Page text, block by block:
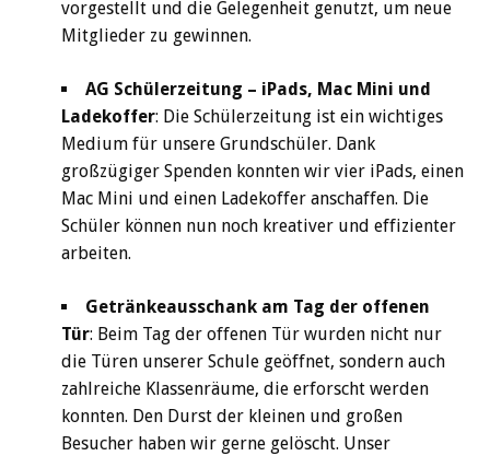
vorgestellt und die Gelegenheit genutzt, um neue
Mitglieder zu gewinnen.
AG Schülerzeitung – iPads, Mac Mini und
Ladekoffer: Die Schülerzeitung ist ein wichtiges
Medium für unsere Grundschüler. Dank
großzügiger Spenden konnten wir vier iPads, einen
Mac Mini und einen Ladekoffer anschaffen. Die
Schüler können nun noch kreativer und effizienter
arbeiten.
Getränkeausschank am Tag der offenen
Tür: Beim Tag der offenen Tür wurden nicht nur
die Türen unserer Schule geöffnet, sondern auch
zahlreiche Klassenräume, die erforscht werden
konnten. Den Durst der kleinen und großen
Besucher haben wir gerne gelöscht. Unser